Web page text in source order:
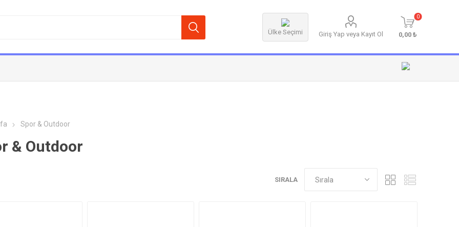
Ülke Seçimi Giriş Yap veya Kayıt Ol
0
0,00 ₺
Spor & Outdoor
& Outdoor
SIRALA